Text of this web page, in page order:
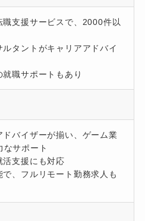
支援サービスで、2000件以
タントがキャリアアドバイ
職サポートもあり
バイザーが揃い、ゲーム業
なサポート
支援にも対応
、フルリモート勤務求人も